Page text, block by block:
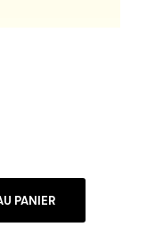
PANIER